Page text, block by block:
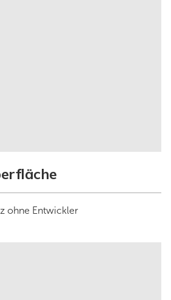
ohne Entwickler